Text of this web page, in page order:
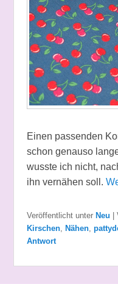
Einen passenden
schon genauso
wusste ich nicht,
ihn vernähen soll.
Veröffentlicht unter Neu
Kirschen, Nähen,
Antwort